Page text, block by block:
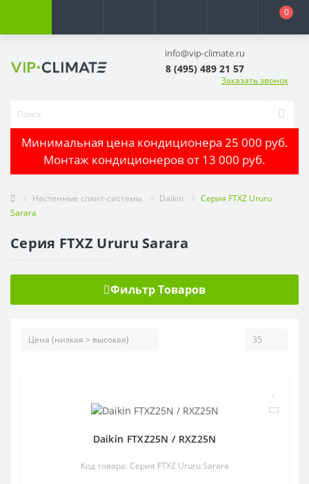
0
info@vip-climate.ru
8 (495) 489 21 57
Заказать звонок
Минимальная цена кондиционера 25 000 руб.
Монтаж кондиционеров от 13 000 руб.
Настенные сплит-системы Daikin
Серия FTXZ Ururu
Sarara
Серия FTXZ Ururu Sarara
Фильтр Товаров
Daikin FTXZ25N / RXZ25N
Код товара: Серия FTXZ Ururu Sarara